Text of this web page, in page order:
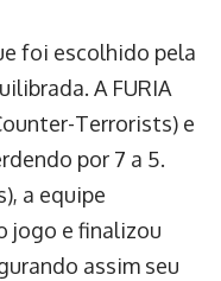
foi escolhido pela
A FURIA
Terrorists) e
por 7 a 5.
a equipe
jogo e finalizou
assim seu